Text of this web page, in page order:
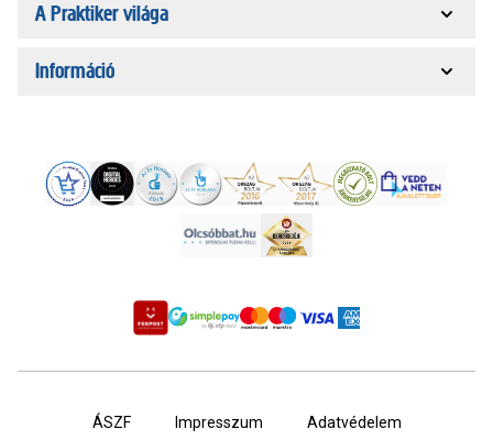
A Praktiker világa
Információ
ÁSZF Impresszum Adatvédelem